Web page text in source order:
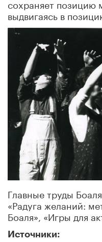
сохраняет позицию
выдвигаясь в
Главные труды
«Радуга желаний:
Боаля», «Игры для
Источники: